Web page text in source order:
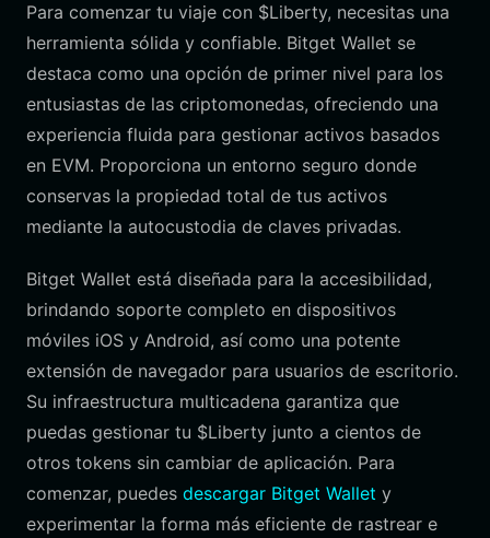
Para comenzar tu viaje con $Liberty, necesitas una
herramienta sólida y confiable. Bitget Wallet se
destaca como una opción de primer nivel para los
entusiastas de las criptomonedas, ofreciendo una
experiencia fluida para gestionar activos basados
en EVM. Proporciona un entorno seguro donde
conservas la propiedad total de tus activos
mediante la autocustodia de claves privadas.
Bitget Wallet está diseñada para la accesibilidad,
brindando soporte completo en dispositivos
móviles iOS y Android, así como una potente
extensión de navegador para usuarios de escritorio.
Su infraestructura multicadena garantiza que
puedas gestionar tu $Liberty junto a cientos de
otros tokens sin cambiar de aplicación. Para
comenzar, puedes descargar Bitget Wallet y
experimentar la forma más eficiente de rastrear e